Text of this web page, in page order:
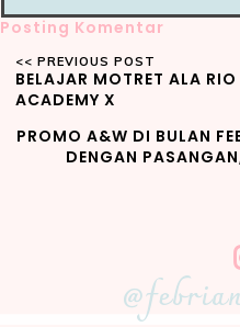
Posting Komentar
BELAJAR MOTRET ALA
ACADEMY X
PROMO A&W DI BULAN
DENGAN